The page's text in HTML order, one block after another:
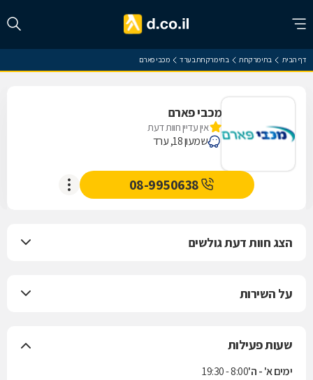
דף הבית בתי מרקחת בתי מרקחת בערד מכבי פארם
מכבי פארם
אין עדיין חוות דעת
שמעון 18, ערד
08-9950638
הצג חוות דעת גולשים
על השירות
שעות פעילות
ימים א' - ה'8:00 - 19:30